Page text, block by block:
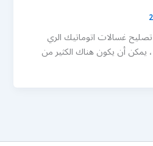
غسالات اتوماتيك الري
يمكن أن يكون هناك الكثير من